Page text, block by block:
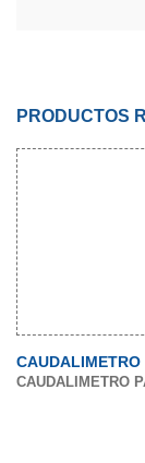
PRODUCTOS
CAUDALIMETRO
CAUDALIMETRO